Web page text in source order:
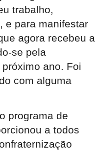
trabalho,
e para manifestar
agora recebeu a
se pela
ano. Foi
com alguma
programa de
a todos